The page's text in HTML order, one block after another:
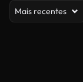
Mais recentes